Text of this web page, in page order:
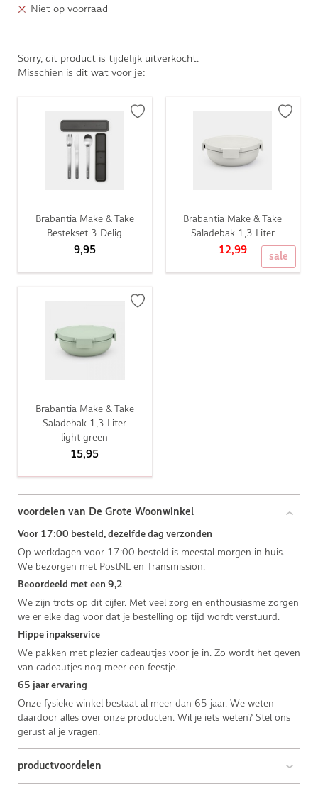
Niet op voorraad
Sorry, dit product is tijdelijk uitverkocht.
Misschien is dit wat voor je:
Brabantia Make & Take
Bestekset 3 Delig
9,95
sale
Brabantia Make & Take
Saladebak 1,3 Liter
12,99
Brabantia Make & Take
Saladebak 1,3 Liter
light green
15,95
voordelen van De Grote Woonwinkel
Voor 17:00 besteld, dezelfde dag verzonden
Op werkdagen voor 17:00 besteld is meestal morgen in huis.
We bezorgen met PostNL en Transmission.
Beoordeeld met een 9,2
We zijn trots op dit cijfer. Met veel zorg en enthousiasme zorgen
we er elke dag voor dat je bestelling op tijd wordt verstuurd.
Hippe inpakservice
We pakken met plezier cadeautjes voor je in. Zo wordt het geven
van cadeautjes nog meer een feestje.
65 jaar ervaring
Onze fysieke winkel bestaat al meer dan 65 jaar. We weten
daardoor alles over onze producten. Wil je iets weten? Stel ons
gerust al je vragen.
productvoordelen